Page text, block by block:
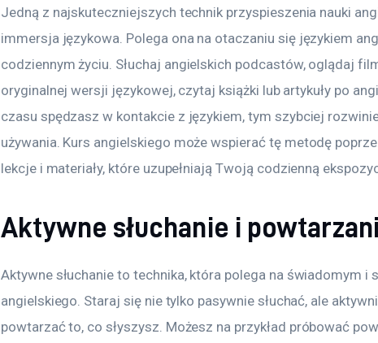
Jedną z najskuteczniejszych technik przyspieszenia nauki
immersja językowa. Polega ona na otaczaniu się językiem
codziennym życiu. Słuchaj angielskich podcastów, oglądaj
oryginalnej wersji językowej, czytaj książki lub artykuły po
czasu spędzasz w kontakcie z językiem, tym szybciej
używania. Kurs angielskiego może wspierać tę metodę
lekcje i materiały, które uzupełniają Twoją codzienną
Aktywne słuchanie i
Aktywne słuchanie to technika, która polega na świadomym i
angielskiego. Staraj się nie tylko pasywnie słuchać, ale
powtarzać to, co słyszysz. Możesz na przykład próbować